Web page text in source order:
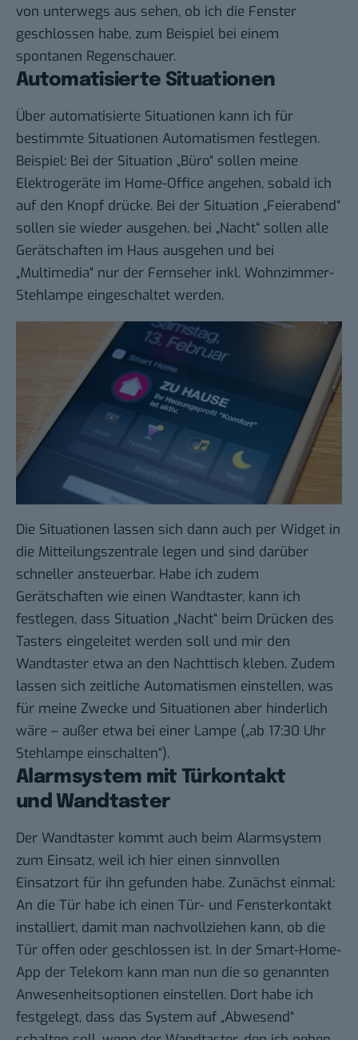
von unterwegs aus sehen, ob ich die Fenster
geschlossen habe, zum Beispiel bei einem
spontanen Regenschauer.
Automatisierte Situationen
Über automatisierte Situationen kann ich für
bestimmte Situationen Automatismen festlegen.
Beispiel: Bei der Situation „Büro“ sollen meine
Elektrogeräte im Home-Office angehen, sobald ich
auf den Knopf drücke. Bei der Situation „Feierabend“
sollen sie wieder ausgehen, bei „Nacht“ sollen alle
Gerätschaften im Haus ausgehen und bei
„Multimedia“ nur der Fernseher inkl. Wohnzimmer-
Stehlampe eingeschaltet werden.
Die Situationen lassen sich dann auch per Widget in
die Mitteilungszentrale legen und sind darüber
schneller ansteuerbar. Habe ich zudem
Gerätschaften wie einen Wandtaster, kann ich
festlegen, dass Situation „Nacht“ beim Drücken des
Tasters eingeleitet werden soll und mir den
Wandtaster etwa an den Nachttisch kleben. Zudem
lassen sich zeitliche Automatismen einstellen, was
für meine Zwecke und Situationen aber hinderlich
wäre – außer etwa bei einer Lampe („ab 17:30 Uhr
Stehlampe einschalten“).
Alarmsystem mit Türkontakt
und Wandtaster
Der Wandtaster kommt auch beim Alarmsystem
zum Einsatz, weil ich hier einen sinnvollen
Einsatzort für ihn gefunden habe. Zunächst einmal:
An die Tür habe ich einen Tür- und Fensterkontakt
installiert, damit man nachvollziehen kann, ob die
Tür offen oder geschlossen ist. In der Smart-Home-
App der Telekom kann man nun die so genannten
Anwesenheitsoptionen einstellen. Dort habe ich
festgelegt, dass das System auf „Abwesend“